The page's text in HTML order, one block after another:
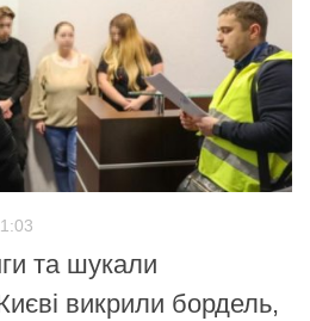
та шукали
викрили бордель,